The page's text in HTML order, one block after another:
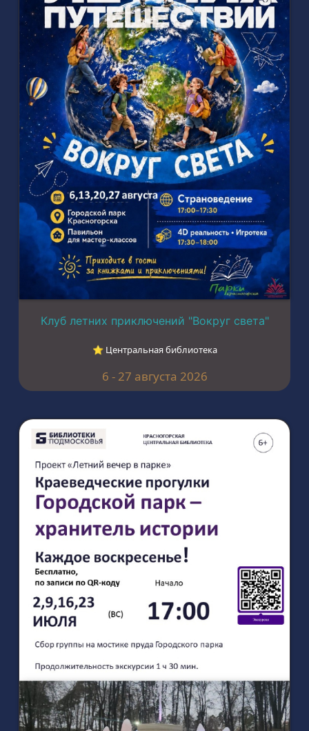
Клуб летних приключений "Вокруг света"
⭐︎ Центральная библиотека
6 - 27 августа 2026